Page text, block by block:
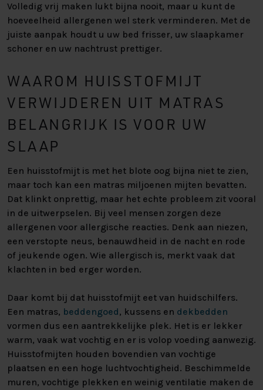
Volledig vrij maken lukt bijna nooit, maar u kunt de
hoeveelheid allergenen wel sterk verminderen. Met de
juiste aanpak houdt u uw bed frisser, uw slaapkamer
schoner en uw nachtrust prettiger.
WAAROM HUISSTOFMIJT
VERWIJDEREN UIT MATRAS
BELANGRIJK IS VOOR UW
SLAAP
Een huisstofmijt is met het blote oog bijna niet te zien,
maar toch kan een matras miljoenen mijten bevatten.
Dat klinkt onprettig, maar het echte probleem zit vooral
in de uitwerpselen. Bij veel mensen zorgen deze
allergenen voor allergische reacties. Denk aan niezen,
een verstopte neus, benauwdheid in de nacht en rode
of jeukende ogen. Wie allergisch is, merkt vaak dat
klachten in bed erger worden.
Daar komt bij dat huisstofmijt eet van huidschilfers.
Een matras, beddengoed, kussens en dekbedden
vormen dus een aantrekkelijke plek. Het is er lekker
warm, vaak wat vochtig en er is volop voeding aanwezig.
Huisstofmijten houden bovendien van vochtige
plaatsen en een hoge luchtvochtigheid. Beschimmelde
muren, vochtige plekken en weinig ventilatie maken de